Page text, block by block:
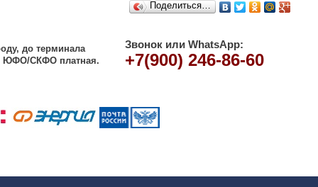
Поделиться…
до терминала
ЮФО/СКФО платная.
Звонок или WhatsApp:
+7(900) 246-86-60